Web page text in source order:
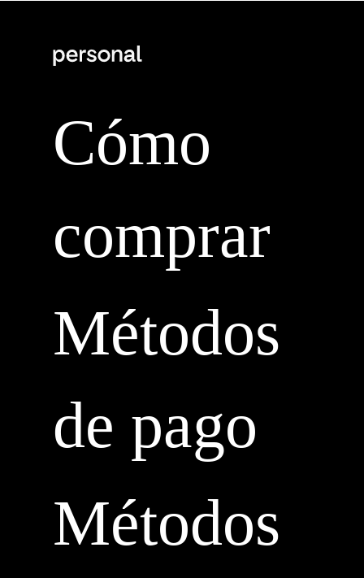
Cómo
comprar
Métodos
de pago
Métodos